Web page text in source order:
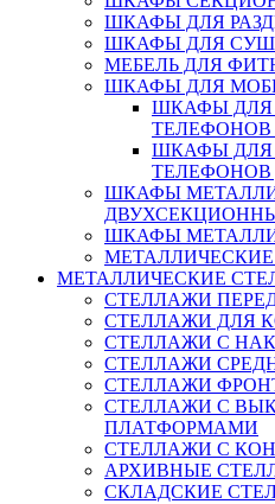
ШКАФЫ ДЛЯ
ШКАФЫ ДЛЯ
МЕБЕЛЬ ДЛЯ
ШКАФЫ ДЛЯ
ШКАФЫ
ТЕЛЕФОНОВ
ШКАФЫ
ТЕЛЕФОНОВ
ШКАФЫ
ШКАФЫ
МЕТАЛЛИЧЕСКИЕ
СТЕЛЛАЖИ
СТЕЛЛАЖИ ДЛЯ
СТЕЛЛАЖИ С
СТЕЛЛАЖИ
СТЕЛЛАЖИ
СТЕЛЛАЖИ С
ПЛАТФОРМАМИ
СТЕЛЛАЖИ С
АРХИВНЫЕ
СКЛАДСКИЕ